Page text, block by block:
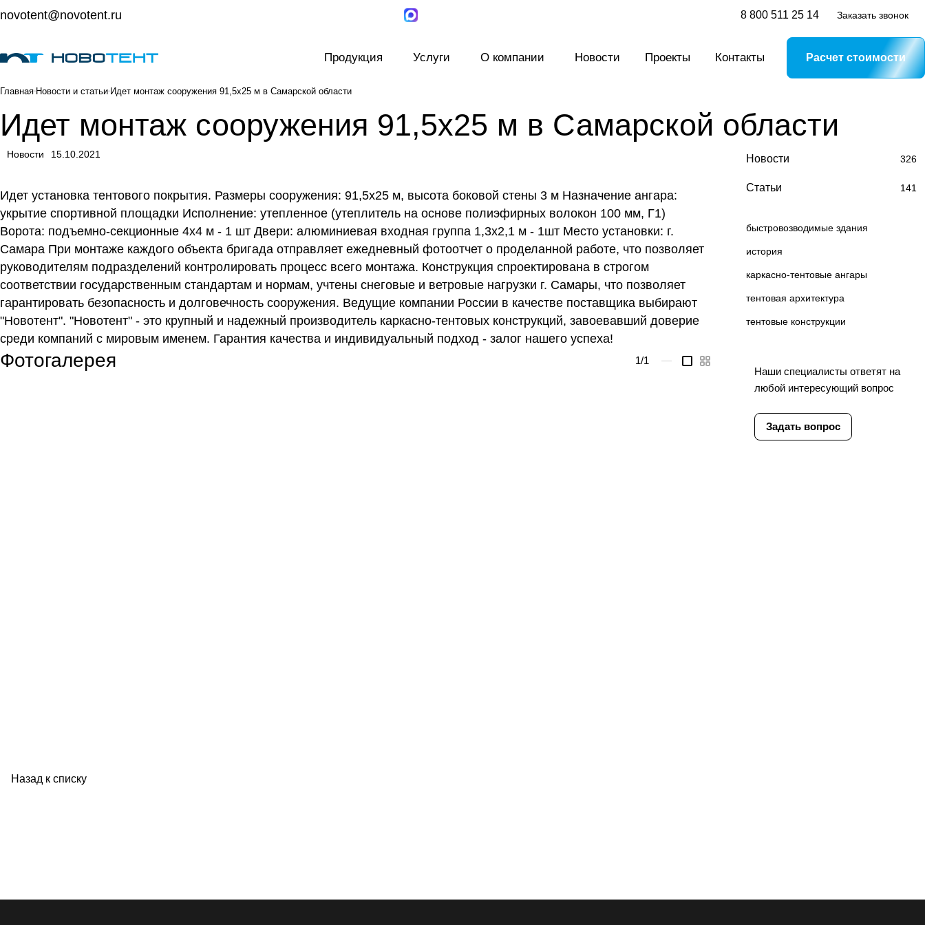
novotent@novotent.ru 8 800 511 25 14 Заказать звонок
Продукция Услуги О компании Новости Проекты Контакты Расчет стоимости
Главная Новости и статьи Идет монтаж сооружения 91,5х25 м в Самарской области
Идет монтаж сооружения 91,5х25 м в Самарской области
Новости 15.10.2021
Идет установка тентового покрытия. Размеры сооружения: 91,5х25 м, высота боковой стены 3 м Назначение ангара:
укрытие спортивной площадки Исполнение: утепленное (утеплитель на основе полиэфирных волокон 100 мм, Г1)
Ворота: подъемно-секционные 4х4 м - 1 шт Двери: алюминиевая входная группа 1,3x2,1 м - 1шт Место установки: г.
Самара При монтаже каждого объекта бригада отправляет ежедневный фотоотчет о проделанной работе, что позволяет
руководителям подразделений контролировать процесс всего монтажа. Конструкция спроектирована в строгом
соответствии государственным стандартам и нормам, учтены снеговые и ветровые нагрузки г. Самары, что позволяет
гарантировать безопасность и долговечность сооружения. Ведущие компании России в качестве поставщика выбирают
"Новотент". "Новотент" - это крупный и надежный производитель каркасно-тентовых конструкций, завоевавший доверие
среди компаний с мировым именем. Гарантия качества и индивидуальный подход - залог нашего успеха!
Фотогалерея 1/1 —
Назад к списку
Новости 326
Статьи 141
быстровозводимые здания
история
каркасно-тентовые ангары
тентовая архитектура
тентовые конструкции
Наши специалисты ответят на
любой интересующий вопрос
Задать вопрос